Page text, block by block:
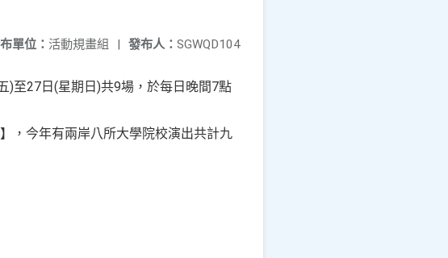
發布人： SGWQD104
單位： 活動規畫組 |
)至27日(星期日)共9場，於每日晚間7點
，今年有兩岸八所大學院校演出共計九